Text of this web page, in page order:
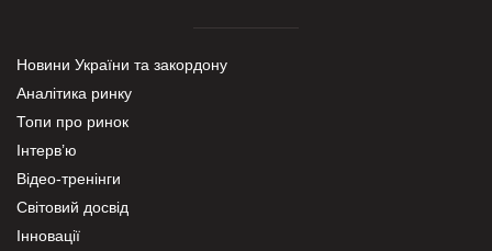
Новини України та закордону
Аналітика ринку
Топи про ринок
Інтерв’ю
Відео-тренінги
Світовий досвід
Інновації